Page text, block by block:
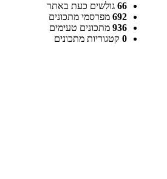
66 גולשים כעת באתר
692 מפרסמי מתכונים
936 מתכונים טעימים
0 קטגוריות מתכונים